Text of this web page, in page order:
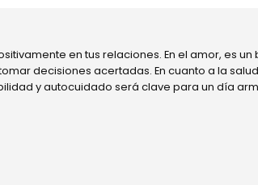
en tus relaciones. En el amor, es
decisiones acertadas. En cuanto a la
y autocuidado será clave para un día